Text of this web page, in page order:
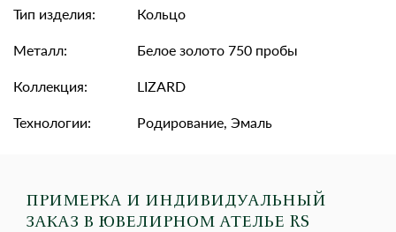
Тип изделия:
Кольцо
Металл:
Белое золото 750 пробы
Коллекция:
LIZARD
Технологии:
Родирование, Эмаль
ПРИМЕРКА И ИНДИВИДУАЛЬНЫЙ
ЗАКАЗ В ЮВЕЛИРНОМ АТЕЛЬЕ RS